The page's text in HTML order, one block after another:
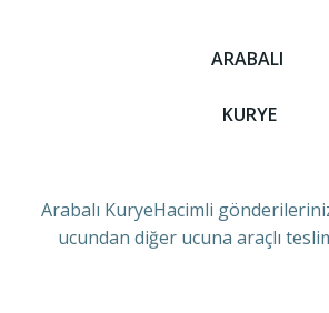
ARABALI
KURYE
Arabalı KuryeHacimli
ucundan diğer ucuna araçlı